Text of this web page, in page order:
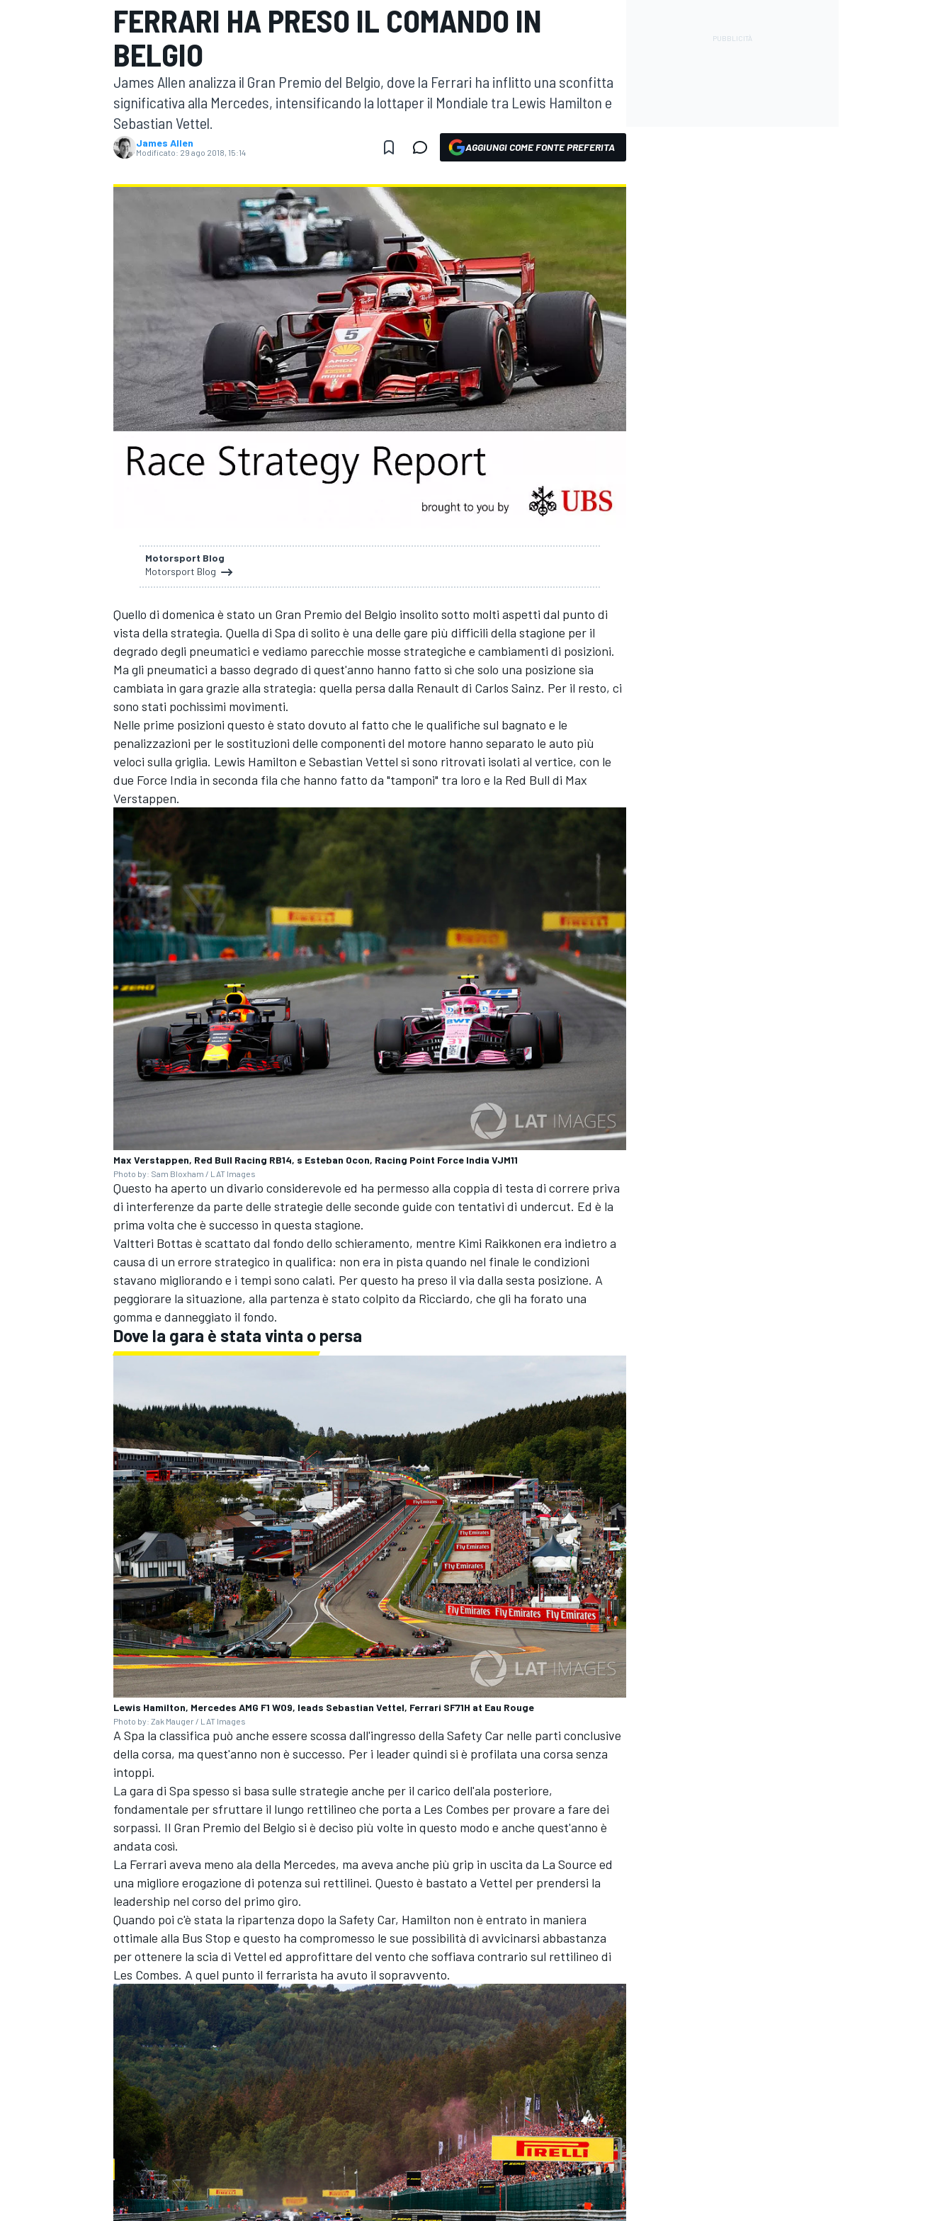
MOTOGP WEC
MONOPOSTO
ENDURANCE/GT
MONOMARCA
RALLY
FERRARI HA PRESO IL COMANDO IN
BELGIO
James Allen analizza il Gran Premio del Belgio, dove la Ferrari ha inflitto una sconfitta
significativa alla Mercedes, intensificando la lottaper il Mondiale tra Lewis Hamilton e
Sebastian Vettel.
James Allen
Modificato: 29 ago 2018, 15:14 AGGIUNGI COME FONTE PREFERITA
Motorsport Blog
Motorsport Blog
Quello di domenica è stato un Gran Premio del Belgio insolito sotto molti aspetti dal punto di
vista della strategia. Quella di Spa di solito è una delle gare più difficili della stagione per il
degrado degli pneumatici e vediamo parecchie mosse strategiche e cambiamenti di posizioni.
Ma gli pneumatici a basso degrado di quest'anno hanno fatto sì che solo una posizione sia
cambiata in gara grazie alla strategia: quella persa dalla Renault di Carlos Sainz. Per il resto, ci
sono stati pochissimi movimenti.
Nelle prime posizioni questo è stato dovuto al fatto che le qualifiche sul bagnato e le
penalizzazioni per le sostituzioni delle componenti del motore hanno separato le auto più
veloci sulla griglia. Lewis Hamilton e Sebastian Vettel si sono ritrovati isolati al vertice, con le
due Force India in seconda fila che hanno fatto da "tamponi" tra loro e la Red Bull di Max
Verstappen.
Max Verstappen, Red Bull Racing RB14, s Esteban Ocon, Racing Point Force India VJM11
Photo by: Sam Bloxham / LAT Images
Questo ha aperto un divario considerevole ed ha permesso alla coppia di testa di correre priva
di interferenze da parte delle strategie delle seconde guide con tentativi di undercut. Ed è la
prima volta che è successo in questa stagione.
Valtteri Bottas è scattato dal fondo dello schieramento, mentre Kimi Raikkonen era indietro a
causa di un errore strategico in qualifica: non era in pista quando nel finale le condizioni
stavano migliorando e i tempi sono calati. Per questo ha preso il via dalla sesta posizione. A
peggiorare la situazione, alla partenza è stato colpito da Ricciardo, che gli ha forato una
gomma e danneggiato il fondo.
Dove la gara è stata vinta o persa
Lewis Hamilton, Mercedes AMG F1 W09, leads Sebastian Vettel, Ferrari SF71H at Eau Rouge
Photo by: Zak Mauger / LAT Images
A Spa la classifica può anche essere scossa dall'ingresso della Safety Car nelle parti conclusive
della corsa, ma quest'anno non è successo. Per i leader quindi si è profilata una corsa senza
intoppi.
La gara di Spa spesso si basa sulle strategie anche per il carico dell'ala posteriore,
fondamentale per sfruttare il lungo rettilineo che porta a Les Combes per provare a fare dei
sorpassi. Il Gran Premio del Belgio si è deciso più volte in questo modo e anche quest'anno è
andata così.
La Ferrari aveva meno ala della Mercedes, ma aveva anche più grip in uscita da La Source ed
una migliore erogazione di potenza sui rettilinei. Questo è bastato a Vettel per prendersi la
leadership nel corso del primo giro.
Quando poi c'è stata la ripartenza dopo la Safety Car, Hamilton non è entrato in maniera
ottimale alla Bus Stop e questo ha compromesso le sue possibilità di avvicinarsi abbastanza
per ottenere la scia di Vettel ed approfittare del vento che soffiava contrario sul rettilineo di
Les Combes. A quel punto il ferrarista ha avuto il sopravvento.